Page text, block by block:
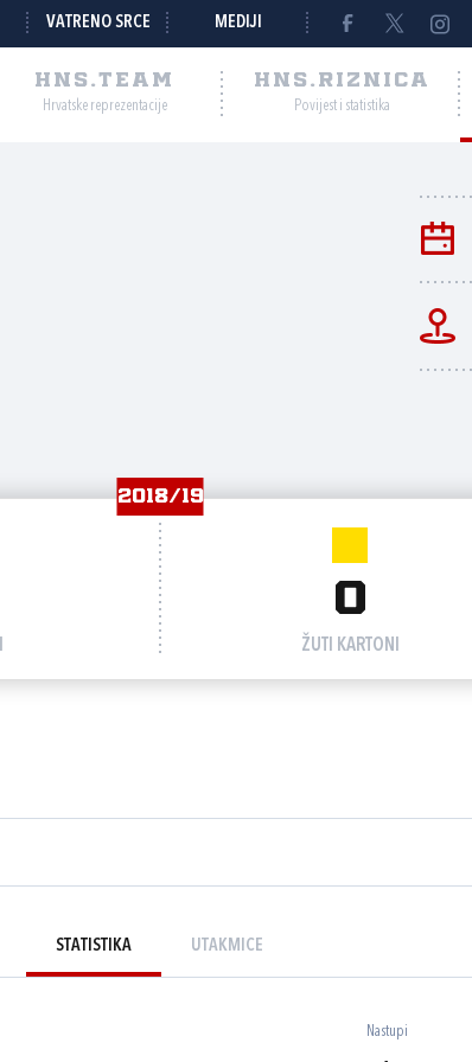
VATRENO SRCE MEDIJI
HNS.TEAM
Hrvatske reprezentacije
HNS.RIZNICA
Povijest i statistika
2018/19
0
ŽUTI KARTONI
STATISTIKA UTAKMICE
Nastupi